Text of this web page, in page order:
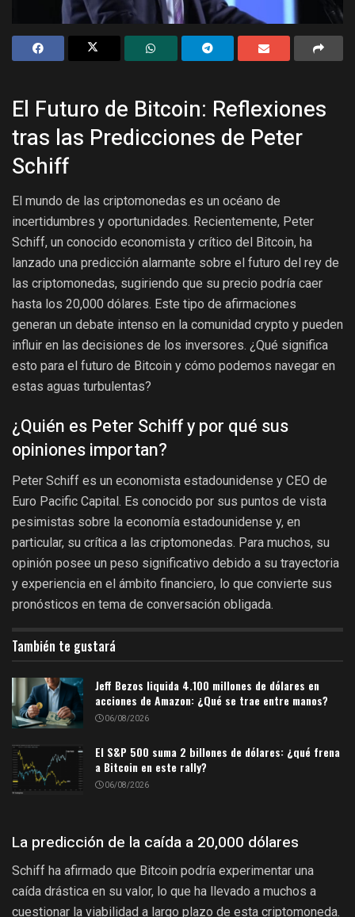
El Futuro de Bitcoin: Reflexiones
tras las Predicciones de Peter
Schiff
El mundo de las criptomonedas es un océano de
incertidumbres y oportunidades. Recientemente, Peter
Schiff, un conocido economista y crítico del Bitcoin, ha
lanzado una predicción alarmante sobre el futuro del rey de
las criptomonedas, sugiriendo que su precio podría caer
hasta los 20,000 dólares. Este tipo de afirmaciones
generan un debate intenso en la comunidad crypto y pueden
influir en las decisiones de los inversores. ¿Qué significa
esto para el futuro de Bitcoin y cómo podemos navegar en
estas aguas turbulentas?
¿Quién es Peter Schiff y por qué sus
opiniones importan?
Peter Schiff es un economista estadounidense y CEO de
Euro Pacific Capital. Es conocido por sus puntos de vista
pesimistas sobre la economía estadounidense y, en
particular, su crítica a las criptomonedas. Para muchos, su
opinión posee un peso significativo debido a su trayectoria
y experiencia en el ámbito financiero, lo que convierte sus
pronósticos en tema de conversación obligada.
También te gustará
Jeff Bezos liquida 4.100 millones de dólares en
acciones de Amazon: ¿Qué se trae entre manos?
06/08/2026
El S&P 500 suma 2 billones de dólares: ¿qué frena
a Bitcoin en este rally?
06/08/2026
La predicción de la caída a 20,000 dólares
Schiff ha afirmado que Bitcoin podría experimentar una
caída drástica en su valor, lo que ha llevado a muchos a
cuestionar la viabilidad a largo plazo de esta criptomoneda.